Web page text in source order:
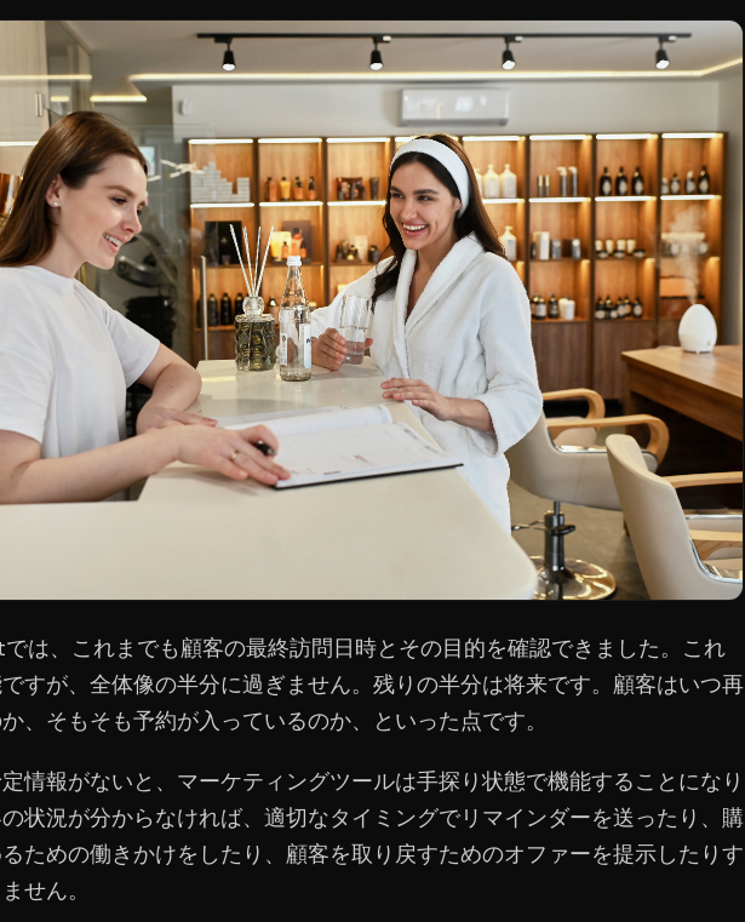
は、これまでも顧客の最終訪問日時とその目的を確認できました。これ
すが、全体像の半分に過ぎません。残りの半分は将来です。顧客はいつ再
、そもそも予約が入っているのか、といった点です。
情報がないと、マーケティングツールは手探り状態で機能することになり
状況が分からなければ、適切なタイミングでリマインダーを送ったり、購
ための働きかけをしたり、顧客を取り戻すためのオファーを提示したりす
せん。